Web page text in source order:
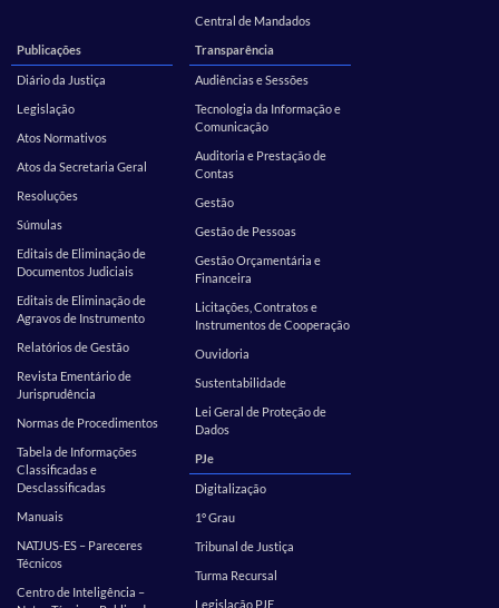
Central de Mandados
Publicações
Diário da Justiça
Legislação
Atos Normativos
Atos da Secretaria Geral
Resoluções
Súmulas
Editais de Eliminação de
Documentos Judiciais
Editais de Eliminação de
Agravos de Instrumento
Relatórios de Gestão
Revista Ementário de
Jurisprudência
Normas de Procedimentos
Tabela de Informações
Classificadas e
Desclassificadas
Manuais
NATJUS-ES – Pareceres
Técnicos
Centro de Inteligência –
Transparência
Audiências e Sessões
Tecnologia da Informação e
Comunicação
Auditoria e Prestação de
Contas
Gestão
Gestão de Pessoas
Gestão Orçamentária e
Financeira
Licitações, Contratos e
Instrumentos de Cooperação
Ouvidoria
Sustentabilidade
Lei Geral de Proteção de
Dados
PJe
Digitalização
1º Grau
Tribunal de Justiça
Turma Recursal
Legislação PJE